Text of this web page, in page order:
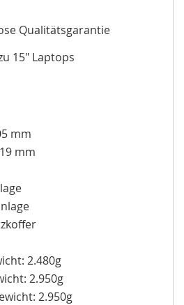
Qualitätsgarantie
15" Laptops
mm
mm
2.480g
2.950g
2.950g